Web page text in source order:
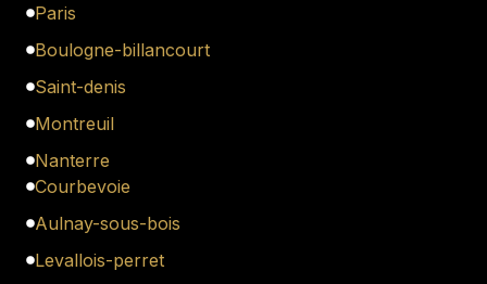
Paris
Boulogne-billancourt
Saint-denis
Montreuil
Nanterre
Courbevoie
Aulnay-sous-bois
Levallois-perret